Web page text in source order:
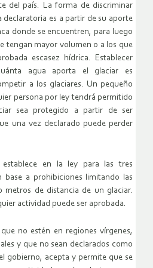
del país. La forma de discriminar
declaratoria es a partir de su aporte
donde se encuentren, para luego
tengan mayor volumen o a los que
escasez hídrica. Establecer
agua aporta el glaciar es
a los glaciares. Un pequeño
persona por ley tendrá permitido
sea protegido a partir de ser
una vez declarado puede perder
establece en la ley para las tres
base a prohibiciones limitando las
metros de distancia de un glaciar.
actividad puede ser aprobada.
no estén en regiones vírgenes,
y que no sean declarados como
gobierno, acepta y permite que se